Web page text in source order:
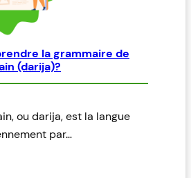
la grammaire de
(darija)?
ou darija, est la langue
par…